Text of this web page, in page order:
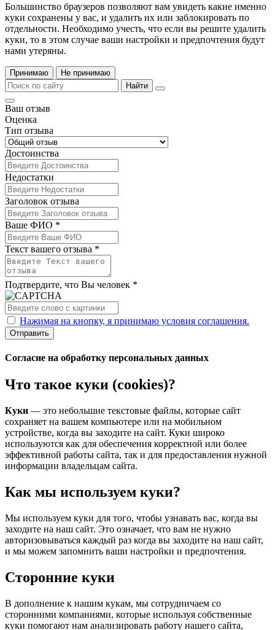
Большинство браузеров позволяют вам увидеть какие именно
куки сохранены у вас, и удалить их или заблокировать по
отдельности. Необходимо учесть, что если вы решите удалить
куки, то в этом случае ваши настройки и предпочтения будут
нами утеряны.
Принимаю
Не принимаю
Найти
Ваш отзыв
Оценка
Тип отзыва
Достоинства
Недостатки
Заголовок отзыва
Ваше ФИО *
Текст вашего отзыва *
Подтвердите, что Вы человек *
Нажимая на кнопку, я принимаю условия соглашения.
Отправить
Согласие на обработку персональных данных
Что такое куки (cookies)?
Куки — это небольшие текстовые файлы, которые сайт
сохраняет на вашем компьютере или на мобильном
устройстве, когда вы заходите на сайт. Куки широко
используются как для обеспечения корректной или более
эффективной работы сайта, так и для предоставления нужной
информации владельцам сайта.
Как мы используем куки?
Мы используем куки для того, чтобы узнавать вас, когда вы
заходите на наш сайт. Это означает, что вам не нужно
авторизовываться каждый раз когда вы заходите на наш сайт,
и мы можем запомнить ваши настройки и предпочтения.
Сторонние куки
В дополнение к нашим кукам, мы сотрудничаем со
сторонними компаниями, которые используя собственные
куки помогают нам анализировать работу нашего сайта,